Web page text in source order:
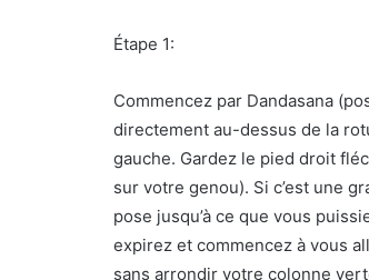
Étape 1:
Commencez par Dandasana
directement au-dessus de la
gauche. Gardez le pied droit
sur votre genou). Si c’est une
pose jusqu’à ce que vous
expirez et commencez à vous
sans arrondir votre colonne